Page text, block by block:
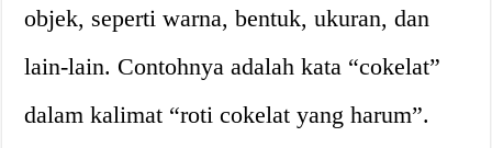
objek, seperti warna, bentuk, ukuran, dan
lain-lain. Contohnya adalah kata “cokelat”
dalam kalimat “roti cokelat yang harum”.